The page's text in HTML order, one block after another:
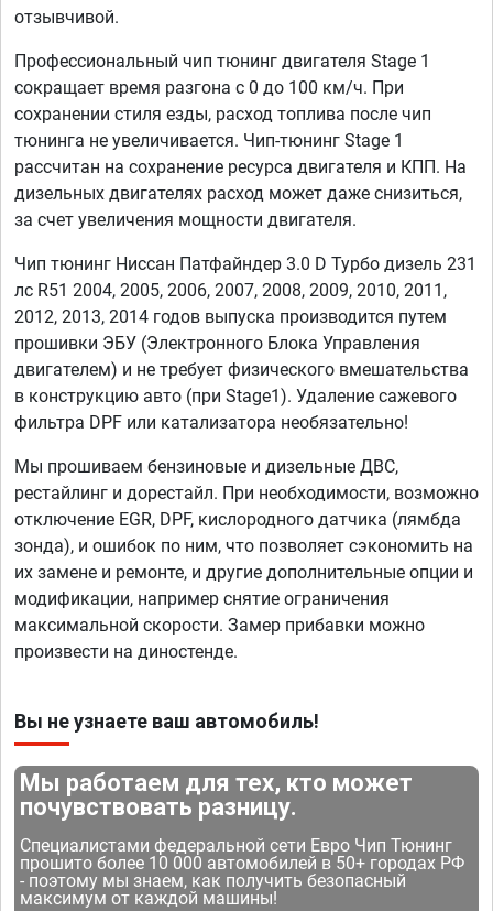
отзывчивой.
Профессиональный чип тюнинг двигателя Stage 1
сокращает время разгона с 0 до 100 км/ч. При
сохранении стиля езды, расход топлива после чип
тюнинга не увеличивается. Чип-тюнинг Stage 1
рассчитан на сохранение ресурса двигателя и КПП. На
дизельных двигателях расход может даже снизиться,
за счет увеличения мощности двигателя.
Чип тюнинг Ниссан Патфайндер 3.0 D Турбо дизель 231
лс R51 2004, 2005, 2006, 2007, 2008, 2009, 2010, 2011,
2012, 2013, 2014 годов выпуска производится путем
прошивки ЭБУ (Электронного Блока Управления
двигателем) и не требует физического вмешательства
в конструкцию авто (при Stage1). Удаление сажевого
фильтра DPF или катализатора необязательно!
Мы прошиваем бензиновые и дизельные ДВС,
рестайлинг и дорестайл. При необходимости, возможно
отключение EGR, DPF, кислородного датчика (лямбда
зонда), и ошибок по ним, что позволяет сэкономить на
их замене и ремонте, и другие дополнительные опции и
модификации, например снятие ограничения
максимальной скорости. Замер прибавки можно
произвести на диностенде.
Вы не узнаете ваш автомобиль!
Мы работаем для тех, кто может
почувствовать разницу.
Специалистами федеральной сети Евро Чип Тюнинг
прошито более 10 000 автомобилей в 50+ городах РФ
- поэтому мы знаем, как получить безопасный
максимум от каждой машины!